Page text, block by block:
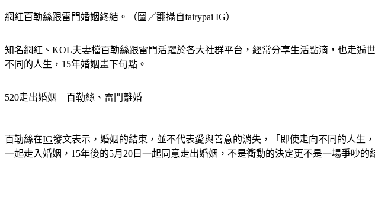
網紅百勒絲跟雷門婚姻終結。（圖／翻攝自fairypai IG）
知名網紅、KOL夫妻檔百勒絲跟雷門活躍於各大社群平台，經常分享生活點滴，也走遍
不同的人生，15年婚姻畫下句點。
520走出婚姻　百勒絲、雷門離婚
百勒絲在IG發文表示，婚姻的結束，並不代表愛與善意的消失，「即使走向不同的人生
一起走入婚姻，15年後的5月20日一起同意走出婚姻，不是衝動的決定更不是一場爭吵